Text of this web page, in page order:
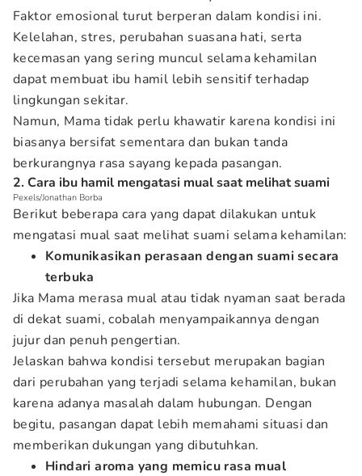
Faktor emosional turut berperan dalam kondisi ini.
Kelelahan, stres, perubahan suasana hati, serta
kecemasan yang sering muncul selama kehamilan
dapat membuat ibu hamil lebih sensitif terhadap
lingkungan sekitar.
Namun, Mama tidak perlu khawatir karena kondisi ini
biasanya bersifat sementara dan bukan tanda
berkurangnya rasa sayang kepada pasangan.
2. Cara ibu hamil mengatasi mual saat melihat suami
Pexels/Jonathan Borba
Berikut beberapa cara yang dapat dilakukan untuk
mengatasi mual saat melihat suami selama kehamilan:
Komunikasikan perasaan dengan suami secara
terbuka
Jika Mama merasa mual atau tidak nyaman saat berada
di dekat suami, cobalah menyampaikannya dengan
jujur dan penuh pengertian.
Jelaskan bahwa kondisi tersebut merupakan bagian
dari perubahan yang terjadi selama kehamilan, bukan
karena adanya masalah dalam hubungan. Dengan
begitu, pasangan dapat lebih memahami situasi dan
memberikan dukungan yang dibutuhkan.
Hindari aroma yang memicu rasa mual